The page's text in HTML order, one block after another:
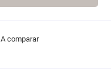
A comparar